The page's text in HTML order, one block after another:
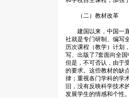
（二）教材改革
建国以来，中国一直
社就是专门研制、编写
历次课程（教学）计划
写、出版了7套面向全
但是，不可否认，由于
的要求。这些教材的缺
律；重视各门学科的学
旧，没有反映科学技术
发展学生的情感和个性